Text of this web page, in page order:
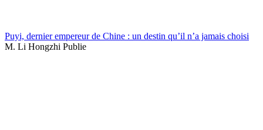
Puyi, dernier empereur de Chine : un destin qu’il n’a jamais choisi
M. Li Hongzhi Publie